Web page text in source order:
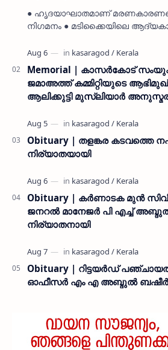
● ഹൃദയാഘാതമാണ്
നിഗമനം ● മടിക്കൈയിലെ
മകളാണ് ● വിവരമറിഞ്ഞ് ജനപ്ര…
Memorial | കാസർകോട്
ജമാഅത്ത് കമ്മിറ്റിയുടെ
ആലിക്കുട്ടി മുസ്ലിയാർ
Obituary | തളങ്കര കടവത്തെ
നിര്യാതയായി
Obituary | കർണാടക മുൻ
ജനറൽ മാനേജർ പി എച്ച് അബ്ദുൽ
നിര്യാതനായി
Obituary | റിട്ടയർഡ്
ഓഫീസർ എം എ അബ്ദുൽ ബഷീർ